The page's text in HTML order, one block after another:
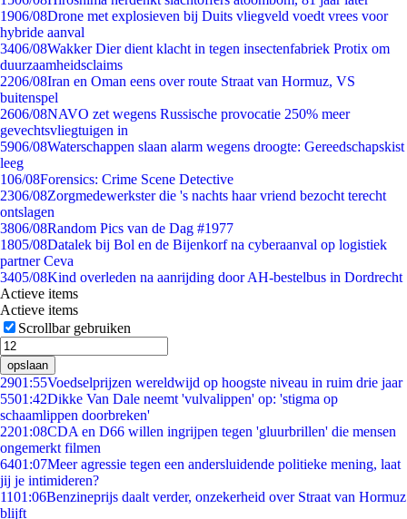
1906/08Drone met explosieven bij Duits vliegveld voedt vrees voor
hybride aanval
3406/08Wakker Dier dient klacht in tegen insectenfabriek Protix om
duurzaamheidsclaims
2206/08Iran en Oman eens over route Straat van Hormuz, VS
buitenspel
2606/08NAVO zet wegens Russische provocatie 250% meer
gevechtsvliegtuigen in
5906/08Waterschappen slaan alarm wegens droogte: Gereedschapskist
leeg
106/08Forensics: Crime Scene Detective
2306/08Zorgmedewerkster die 's nachts haar vriend bezocht terecht
ontslagen
3806/08Random Pics van de Dag #1977
1805/08Datalek bij Bol en de Bijenkorf na cyberaanval op logistiek
partner Ceva
3405/08Kind overleden na aanrijding door AH-bestelbus in Dordrecht
Actieve items
Actieve items
Scrollbar gebruiken
opslaan
2901:55Voedselprijzen wereldwijd op hoogste niveau in ruim drie jaar
5501:42Dikke Van Dale neemt 'vulvalippen' op: 'stigma op
schaamlippen doorbreken'
2201:08CDA en D66 willen ingrijpen tegen 'gluurbrillen' die mensen
ongemerkt filmen
6401:07Meer agressie tegen een andersluidende politieke mening, laat
jij je intimideren?
1101:06Benzineprijs daalt verder, onzekerheid over Straat van Hormuz
blijft